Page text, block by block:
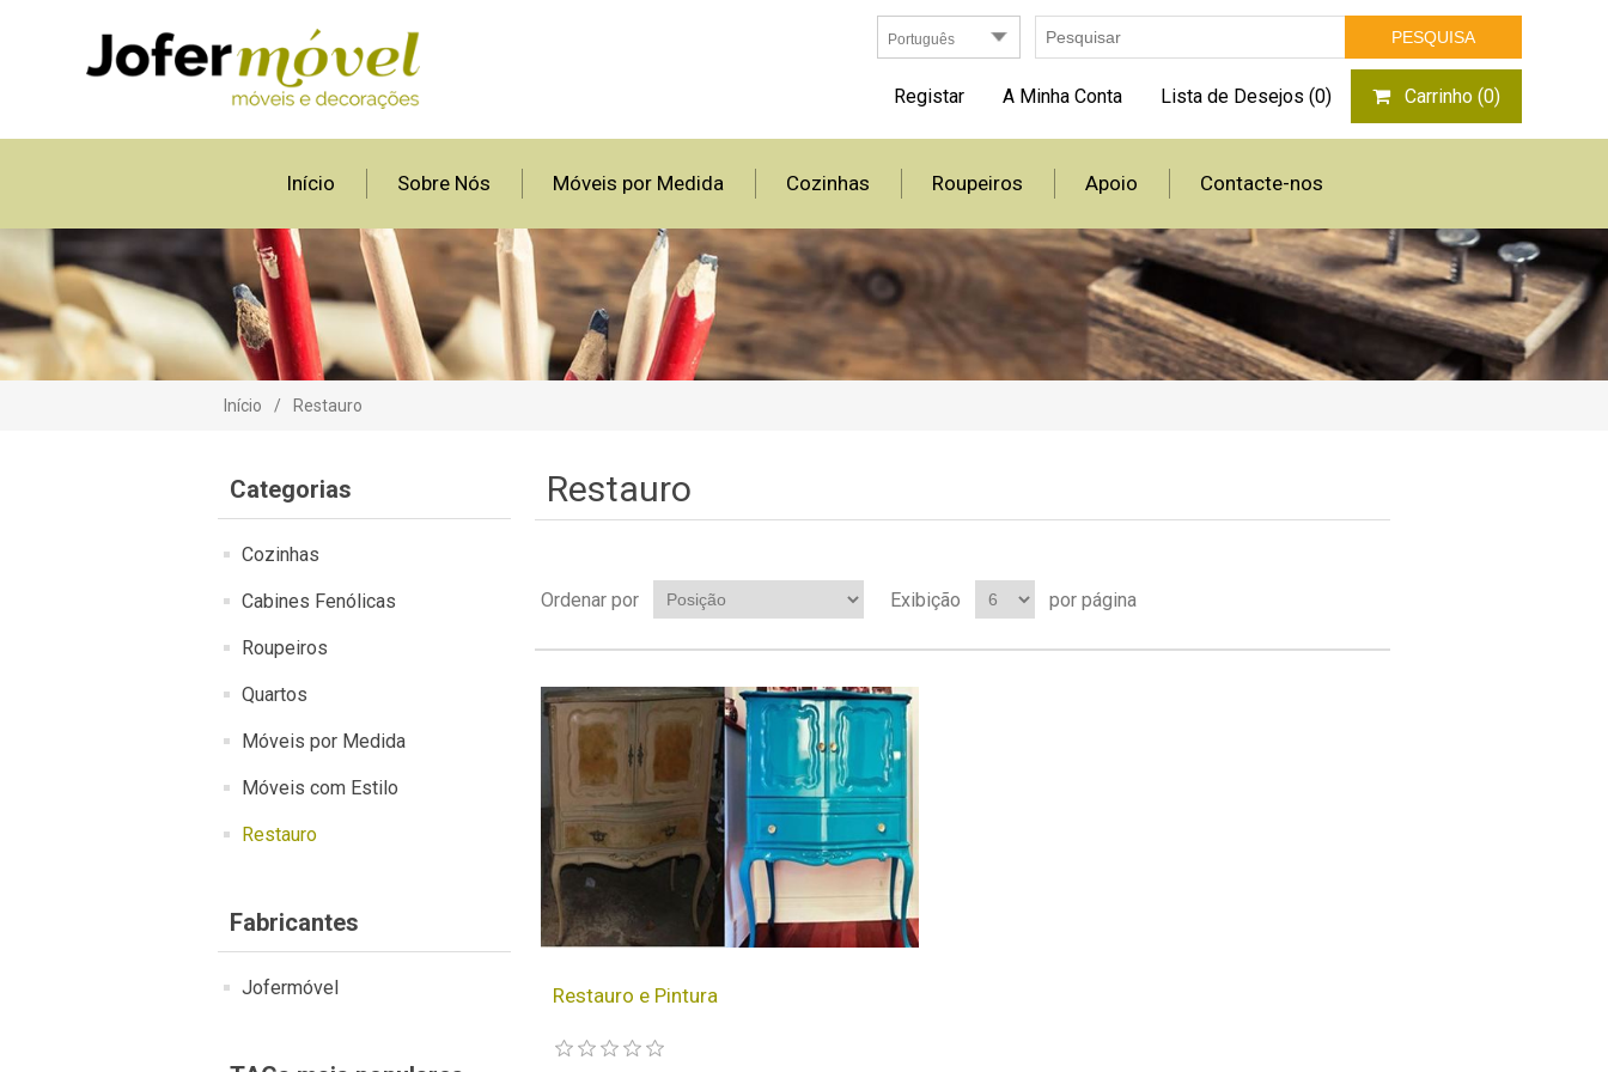
Registar A Minha Conta Lista de Desejos (0) Carrinho (0)
Início Sobre Nós Móveis por Medida Cozinhas Roupeiros Apoio Contacte-nos
Início / Restauro
Categorias
Cozinhas
Cabines Fenólicas
Roupeiros
Quartos
Móveis por Medida
Móveis com Estilo
Restauro
Fabricantes
Jofermóvel
Restauro
Ordenar por Exibição por página
Restauro e Pintura